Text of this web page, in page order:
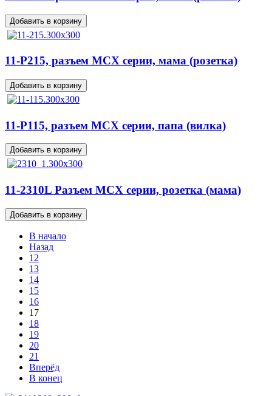
11-P215, разъем MCX серии, мама (розетка)
11-P115, разъем MCX серии, папа (вилка)
11-2310L Разъем MCX серии, розетка (мама)
В начало
Назад
12
13
14
15
16
17
18
19
20
21
Вперёд
В конец